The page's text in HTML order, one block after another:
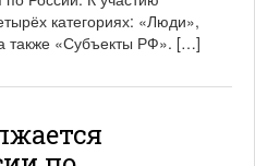
категориях: «Люди»,
также «Субъекты РФ». […]